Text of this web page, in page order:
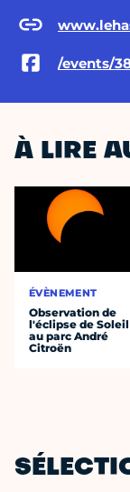
/events/
À LIRE
ÉVÈNEMENT
Observation de
l'éclipse de Soleil
au parc André
Citroën